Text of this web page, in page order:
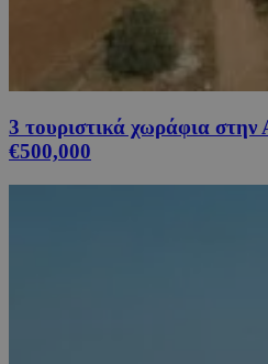
3 τουριστικά χωράφια
€500,000